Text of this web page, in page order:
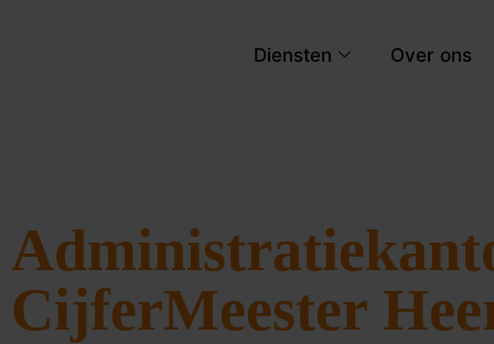
Diensten Over ons
CijferMeester